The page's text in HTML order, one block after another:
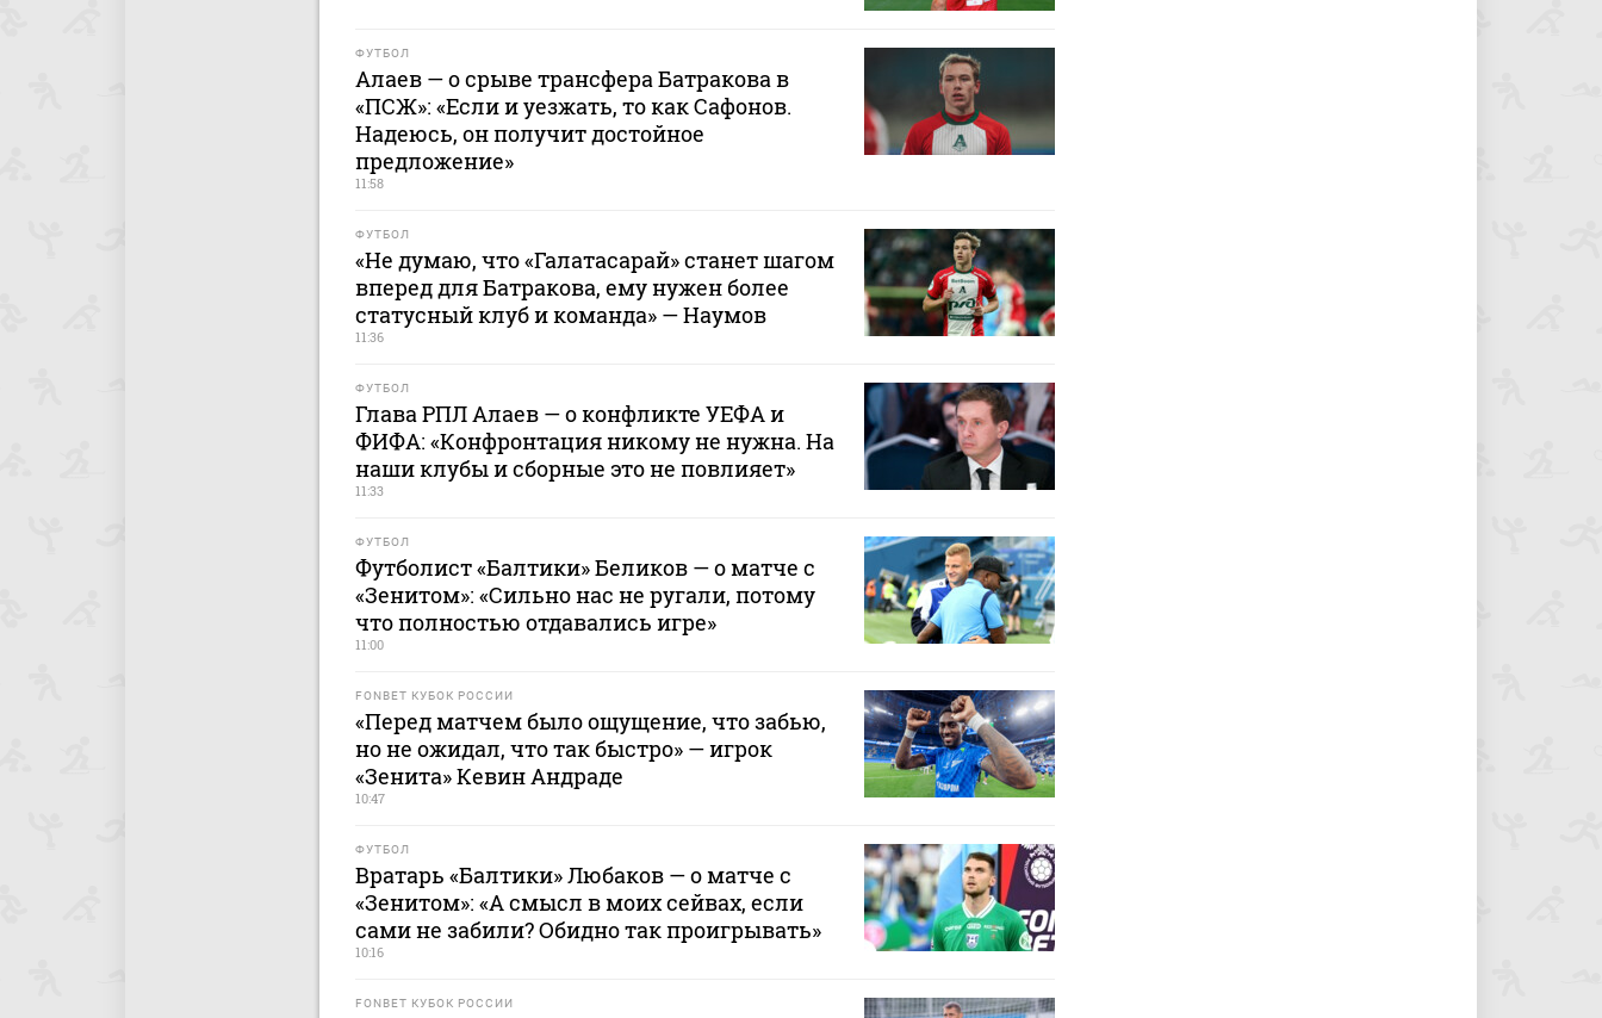
ФУТБОЛ
Алаев — о срыве трансфера Батракова в
«ПСЖ»: «Если и уезжать, то как Сафонов.
Надеюсь, он получит достойное
предложение»
11:58
ФУТБОЛ
«Не думаю, что «Галатасарай» станет шагом
вперед для Батракова, ему нужен более
статусный клуб и команда» — Наумов
11:36
ФУТБОЛ
Глава РПЛ Алаев — о конфликте УЕФА и
ФИФА: «Конфронтация никому не нужна. На
наши клубы и сборные это не повлияет»
11:33
ФУТБОЛ
Футболист «Балтики» Беликов — о матче с
«Зенитом»: «Сильно нас не ругали, потому
что полностью отдавались игре»
11:00
FONBET КУБОК РОССИИ
«Перед матчем было ощущение, что забью,
но не ожидал, что так быстро» — игрок
«Зенита» Кевин Андраде
10:47
ФУТБОЛ
Вратарь «Балтики» Любаков — о матче с
«Зенитом»: «А смысл в моих сейвах, если
сами не забили? Обидно так проигрывать»
10:16
FONBET КУБОК РОССИИ